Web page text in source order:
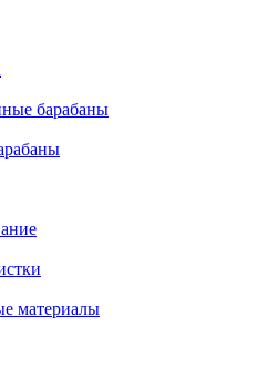
барабаны
материалы